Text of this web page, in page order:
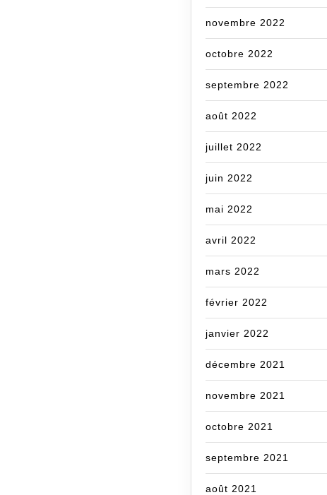
novembre 2022
octobre 2022
septembre 2022
août 2022
juillet 2022
juin 2022
mai 2022
avril 2022
mars 2022
février 2022
janvier 2022
décembre 2021
novembre 2021
octobre 2021
septembre 2021
août 2021